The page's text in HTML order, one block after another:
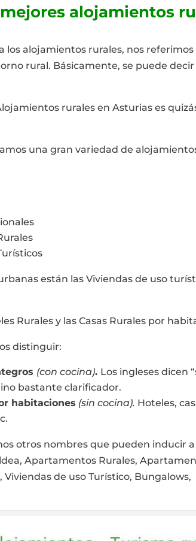
alojamientos
los alojamientos rurales, nos
rural. Básicamente, se puede
rurales en Asturias es
una gran variedad de
están las Viviendas de uso
Rurales y las Casas Rurales por
distinguir:
(con cocina). Los ingleses dicen
bastante clarificador.
habitaciones (sin cocina). Hoteles,
otros nombres que pueden inducir a
Apartamentos Rurales,
Viviendas de uso Turístico,